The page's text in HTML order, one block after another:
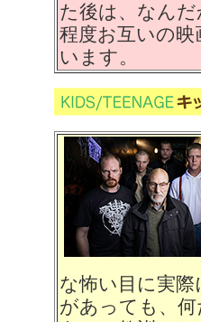
た後は、なん
程度お互いの
います。
な怖い目に実
があっても、